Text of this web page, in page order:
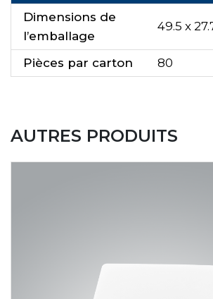
Dimensions de
l’emballage
49.5 x
Pièces par carton 80
AUTRES PRODUITS